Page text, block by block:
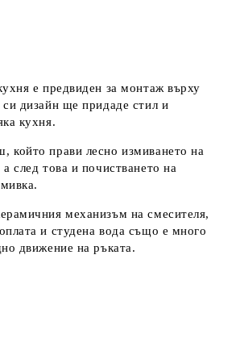
е предвиден за монтаж върху
дизайн ще придаде стил и
кухня.
който прави лесно измиването на
след това и почистването на
механизъм на смесителя,
и студена вода също е много
движение на ръката.